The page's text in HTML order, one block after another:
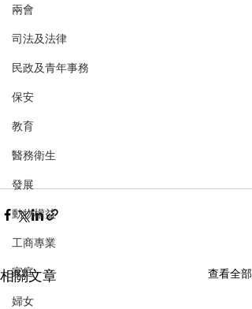
兩會
司法及法律
民政及青年事務
保安
教育
醫務衛生
發展
動物權益
工商專業
家庭
婦女
相關文章 查看全部